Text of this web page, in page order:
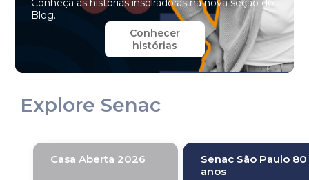
Conheça as histórias inspiradoras na nova seção do
Blog.
Conhecer
histórias
Explore Senac
Casa Aberta 2026
Senac São Paulo 80
anos